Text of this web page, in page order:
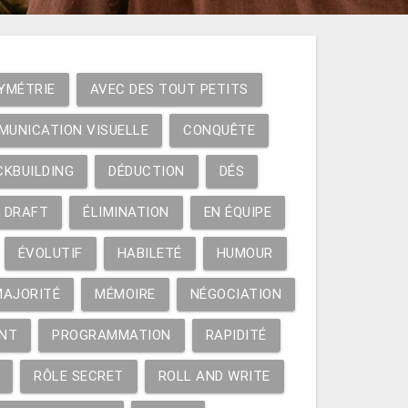
AVEC DES TOUT PETITS
VISUELLE CONQUÊTE
DÉDUCTION DÉS
DRAFT ÉLIMINATION EN ÉQUIPE
ÉVOLUTIF HABILETÉ HUMOUR
MÉMOIRE NÉGOCIATION
PROGRAMMATION RAPIDITÉ
RÔLE SECRET ROLL AND WRITE